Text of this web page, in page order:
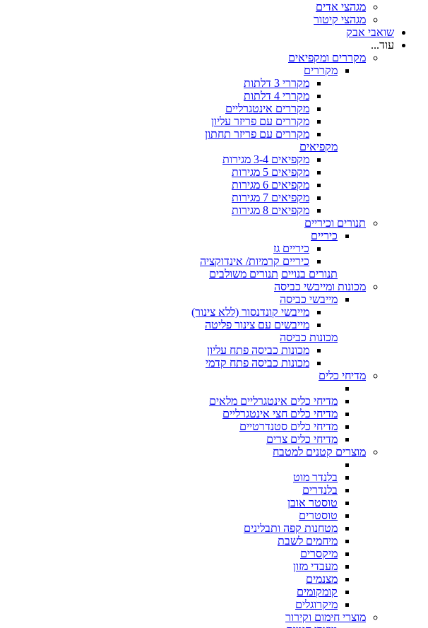
מגהצי אדים
מגהצי קיטור
שואבי אבק
עוד...
מקררים ומקפיאים
מקררים
מקררי 3 דלתות
מקררי 4 דלתות
מקררים אינטגרליים
מקררים עם פריזר עליון
מקררים עם פריזר תחתון
מקפיאים
מקפיאים 3-4 מגירות
מקפיאים 5 מגירות
מקפיאים 6 מגירות
מקפיאים 7 מגירות
מקפיאים 8 מגירות
תנורים וכיריים
כיריים
כיריים גז
כיריים קרמיות/ אינדוקציה
תנורים בנויים תנורים משולבים
מכונות ומייבשי כביסה
מייבשי כביסה
מייבשי קונדנסור (ללא צינור)
מייבשים עם צינור פליטה
מכונות כביסה
מכונות כביסה פתח עליון
מכונות כביסה פתח קדמי
מדיחי כלים
מדיחי כלים אינטגרליים מלאים
מדיחי כלים חצי אינטגרליים
מדיחי כלים סטנדרטיים
מדיחי כלים צרים
מוצרים קטנים למטבח
בלנדר מוט
בלנדרים
טוסטר אובן
טוסטרים
מטחנות קפה ותבלינים
מיחמים לשבת
מיקסרים
מעבדי מזון
מצנמים
קומקומים
מיקרוגלים
מוצרי חימום וקירור